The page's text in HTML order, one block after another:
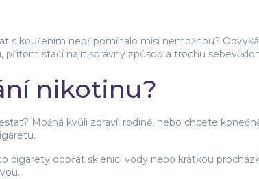
s kouřením nepřipomínalo misi nemožnou?
stačí najít správný způsob a trochu
nikotinu?
Možná kvůli zdraví, rodině, nebo chcete
cigarety dopřát sklenici vody nebo krátkou